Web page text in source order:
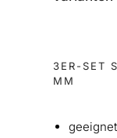
3ER-SET
MM